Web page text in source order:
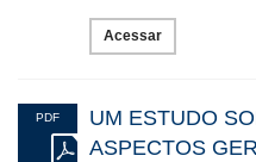
Acessar
PDF
UM ESTUDO
ASPECTOS